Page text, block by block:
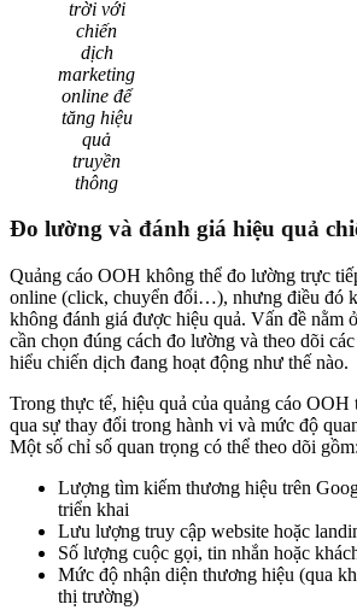
trời với
chiến
dịch
marketing
online để
tăng hiệu
quả
truyền
thông
Đo lường và đánh giá hiệu quả
Quảng cáo OOH không thể đo lường trực
online (click, chuyển đổi…), nhưng điều đó
không đánh giá được hiệu quả. Vấn đề nằm
cần chọn đúng cách đo lường và theo dõi
hiểu chiến dịch đang hoạt động như thế nào.
Trong thực tế, hiệu quả của quảng cáo OOH
qua sự thay đổi trong hành vi và mức độ
Một số chỉ số quan trọng có thể theo dõi gồm:
Lượng tìm kiếm thương hiệu trên
triển khai
Lưu lượng truy cập website hoặc
Số lượng cuộc gọi, tin nhắn hoặc
Mức độ nhận diện thương hiệu (qua
thị trường)